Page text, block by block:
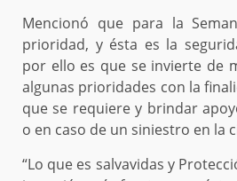
Mencionó que para la
prioridad, y ésta es la
por ello es que se invierte de
algunas prioridades con la
que se requiere y brindar
o en caso de un siniestro en la
“Lo que es salvavidas y